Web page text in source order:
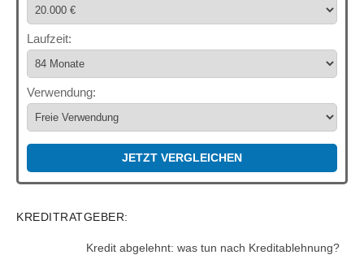
Laufzeit:
Verwendung:
JETZT VERGLEICHEN
KREDITRATGEBER:
Kredit abgelehnt: was tun nach Kreditablehnung?